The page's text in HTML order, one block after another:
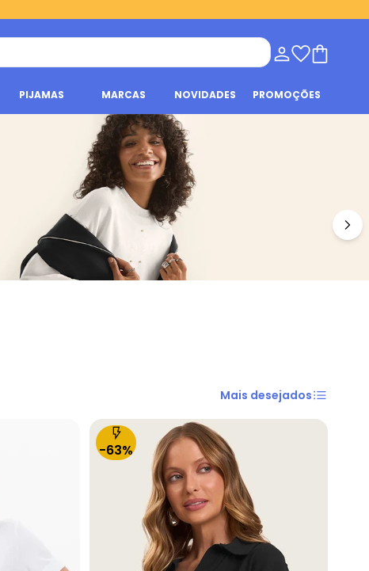
PIJAMAS MARCAS NOVIDADES PROMOÇÕES
Mais desejados
-63%